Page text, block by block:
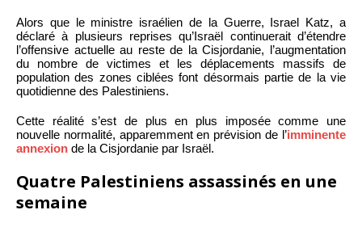
Alors que le ministre israélien de la Guerre, Israel Katz, a
déclaré à plusieurs reprises qu’Israël continuerait d’étendre
l’offensive actuelle au reste de la Cisjordanie, l’augmentation
du nombre de victimes et les déplacements massifs de
population des zones ciblées font désormais partie de la vie
quotidienne des Palestiniens.
Cette réalité s’est de plus en plus imposée comme une
nouvelle normalité, apparemment en prévision de l’imminente
annexion de la Cisjordanie par Israël.
Quatre Palestiniens assassinés en une
semaine